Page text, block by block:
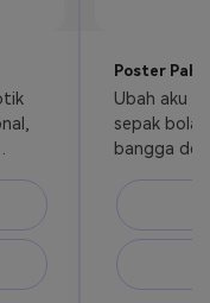
Poster
Ubah aku
sepak bola
bangga
stadion
dramatis,
realistis.